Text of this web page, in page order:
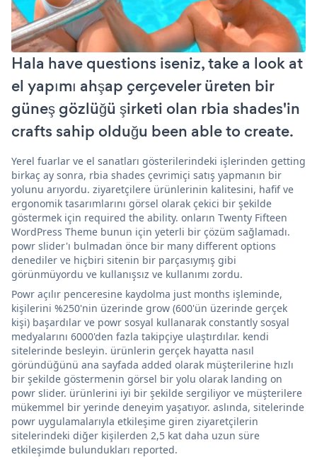
Hala have questions iseniz, take a look at
el yapımı ahşap çerçeveler üreten bir
güneş gözlüğü şirketi olan rbia shades'in
crafts sahip olduğu been able to create.
Yerel fuarlar ve el sanatları gösterilerindeki işlerinden getting
birkaç ay sonra, rbia shades çevrimiçi satış yapmanın bir
yolunu arıyordu. ziyaretçilere ürünlerinin kalitesini, hafif ve
ergonomik tasarımlarını görsel olarak çekici bir şekilde
göstermek için required the ability. onların Twenty Fifteen
WordPress Theme bunun için yeterli bir çözüm sağlamadı.
powr slider'ı bulmadan önce bir many different options
denediler ve hiçbiri sitenin bir parçasıymış gibi
görünmüyordu ve kullanışsız ve kullanımı zordu.
Powr açılır penceresine kaydolma just months işleminde,
kişilerini %250'nin üzerinde grow (600'ün üzerinde gerçek
kişi) başardılar ve powr sosyal kullanarak constantly sosyal
medyalarını 6000'den fazla takipçiye ulaştırdılar. kendi
sitelerinde besleyin. ürünlerin gerçek hayatta nasıl
göründüğünü ana sayfada added olarak müşterilerine hızlı
bir şekilde göstermenin görsel bir yolu olarak landing on
powr slider. ürünlerini iyi bir şekilde sergiliyor ve müşterilere
mükemmel bir yerinde deneyim yaşatıyor. aslında, sitelerinde
powr uygulamalarıyla etkileşime giren ziyaretçilerin
sitelerindeki diğer kişilerden 2,5 kat daha uzun süre
etkileşimde bulundukları reported.